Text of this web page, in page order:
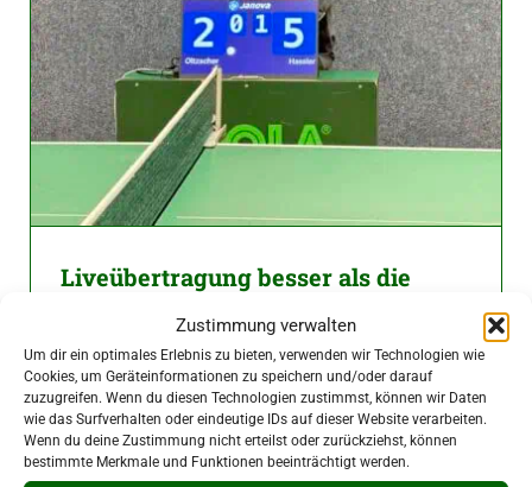
Zustimmung verwalten
Um dir ein optimales Erlebnis zu bieten, verwenden wir Technologien wie
Cookies, um Geräteinformationen zu speichern und/oder darauf
zuzugreifen. Wenn du diesen Technologien zustimmst, können wir Daten
wie das Surfverhalten oder eindeutige IDs auf dieser Website verarbeiten.
Wenn du deine Zustimmung nicht erteilst oder zurückziehst, können
bestimmte Merkmale und Funktionen beeinträchtigt werden.
Liveübertragung besser als die
Vereine